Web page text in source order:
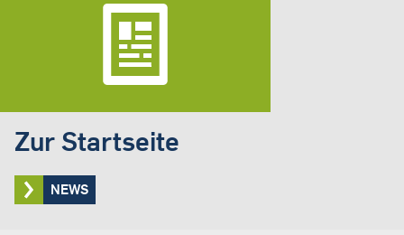
Zur Startseite
NEWS